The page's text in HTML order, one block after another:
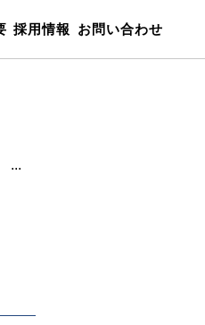
採用情報 お問い合わせ
...